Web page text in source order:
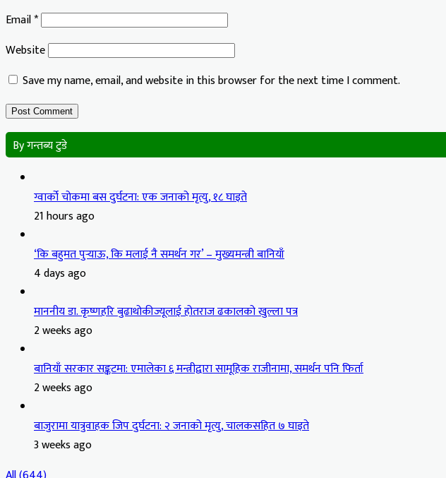
Email*
Website
Save my name, email, and website in this browser for the next time I comment.
By गन्तब्य टुडे
ग्वार्को चोकमा बस दुर्घटना: एक जनाको मृत्यु, १८ घाइते
21 hours ago
‘कि बहुमत पुर्‍याऊ, कि मलाई नै समर्थन गर’ – मुख्यमन्त्री बानियाँ
4 days ago
माननीय डा. कृष्णहरि बुढाथोकीज्यूलाई होतराज ढकालको खुल्ला पत्र
2 weeks ago
बानियाँ सरकार सङ्कटमा: एमालेका ६ मन्त्रीद्वारा सामूहिक राजीनामा, समर्थन पनि फिर्ता
2 weeks ago
बाजुरामा यात्रुवाहक जिप दुर्घटना: २ जनाको मृत्यु, चालकसहित ७ घाइते
3 weeks ago